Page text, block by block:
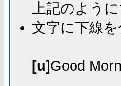
上記のよう
文字に下線
[u]Good